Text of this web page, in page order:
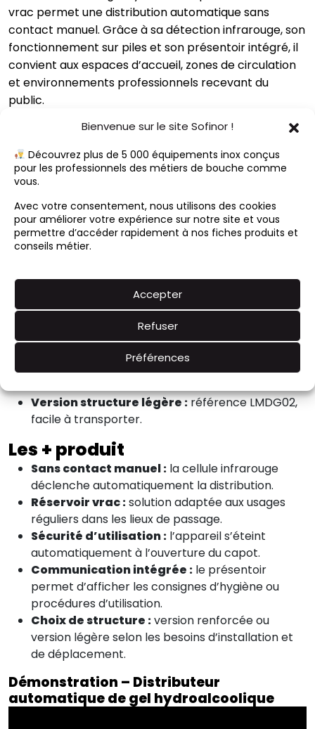
Bienvenue sur le site Sofinor !
Découvrez plus de 5 000 équipements inox conçus
pour les professionnels des métiers de bouche comme
vous.
Avec votre consentement, nous utilisons des cookies
pour améliorer votre expérience sur notre site et vous
permettre d’accéder rapidement à nos fiches produits et
conseils métier.
Accepter
Refuser
Préférences
vrac permet une distribution automatique sans
contact manuel. Grâce à sa détection infrarouge, son
fonctionnement sur piles et son présentoir intégré, il
convient aux espaces d’accueil, zones de circulation
et environnements professionnels recevant du
public.
Caractéristiques techniques
Conception :fabrication en tôle inox 100 %.
Dimensions :L525 x P375 x H1409 mm.
Livraison :
client.
Distribution :détection automatique des mains
par cellule infrarouge.
Dosage :délivre une dose toutes les 3 secondes.
du capot.
support intégré pour la mise en
place de consignes et de procédures destinées
fonctionne avec 4 piles 1,5 V type
LR6 AA, non fournies.
Version structure légère :référence LMDG02,
facile à transporter.
Les + produit
Sans contact manuel : la cellule infrarouge
déclenche automatiquement la distribution.
Réservoir vrac :solution adaptée aux usages
réguliers dans les lieux de passage.
Sécurité d’utilisation : l’appareil s’éteint
automatiquement à l’ouverture du capot.
Communication intégrée : le présentoir
permet d’afficher les consignes d’hygiène ou
procédures d’utilisation.
Choix de structure :version renforcée ou
version légère selon les besoins d’installation et
de déplacement.
Démonstration – Distributeur
automatique de gel hydroalcoolique